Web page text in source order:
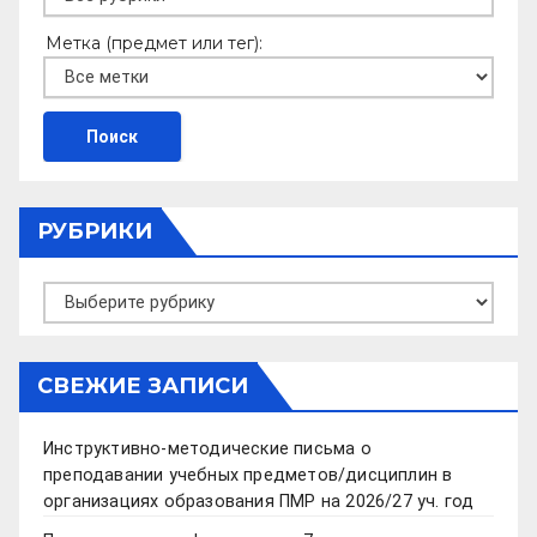
Метка (предмет или тег):
РУБРИКИ
Рубрики
СВЕЖИЕ ЗАПИСИ
Инструктивно-методические письма о
преподавании учебных предметов/дисциплин в
организациях образования ПМР на 2026/27 уч. год